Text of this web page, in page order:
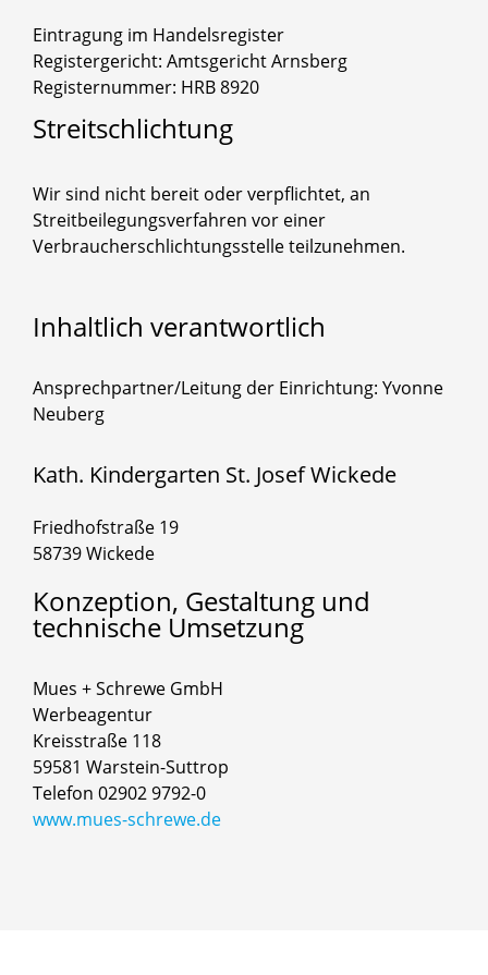
Eintragung im Handelsregister
Registergericht: Amtsgericht Arnsberg
Registernummer: HRB 8920
Streitschlichtung
Wir sind nicht bereit oder verpflichtet, an
Streitbeilegungsverfahren vor einer
Verbraucherschlichtungsstelle teilzunehmen.
Inhaltlich verantwortlich
Ansprechpartner/Leitung der Einrichtung: Yvonne
Neuberg
Kath. Kindergarten St. Josef Wickede
Friedhofstraße 19
58739 Wickede
Konzeption, Gestaltung und
technische Umsetzung
Mues + Schrewe GmbH
Werbeagentur
Kreisstraße 118
59581 Warstein-Suttrop
Telefon 02902 9792-0
www.mues-schrewe.de